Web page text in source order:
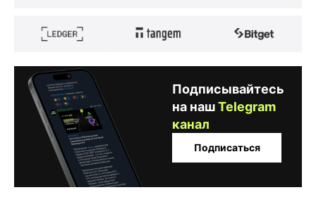
Подписывайтесь
на нашTelegram
канал
Подписаться